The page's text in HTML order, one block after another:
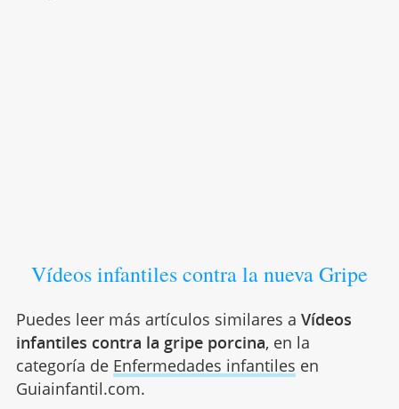
Vídeos infantiles contra la nueva Gripe
Puedes leer más artículos similares a Vídeos
infantiles contra la gripe porcina, en la
categoría de Enfermedades infantiles en
Guiainfantil.com.